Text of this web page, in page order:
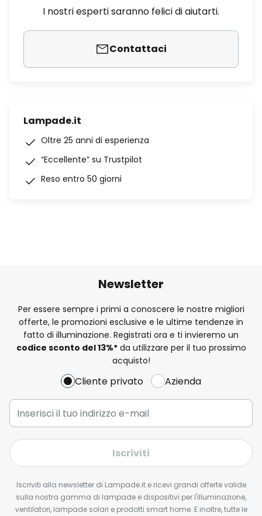
I nostri esperti saranno felici di aiutarti.
Contattaci
Lampade.it
Oltre 25 anni di esperienza
“Eccellente” su Trustpilot
Reso entro 50 giorni
Newsletter
Per essere sempre i primi a conoscere le nostre migliori
offerte, le promozioni esclusive e le ultime tendenze in
fatto di illuminazione. Registrati ora e ti invieremo un
codice sconto del13%*da utilizzare per il tuo prossimo
acquisto!
Cliente privato Azienda
Iscriviti
Iscriviti alla newsletter di Lampade.it e ricevi grandi offerte valide
sulla nostra gamma di lampade e dispositivi per l'illuminazione,
ventilatori, lampade solari e prodotti smart home. E inoltre, tutte le